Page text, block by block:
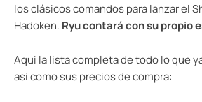
los clásicos comandos para lanzar el
Hadoken. Ryu contará con su propio
Aqui la lista completa de todo lo que
asi como sus precios de compra: